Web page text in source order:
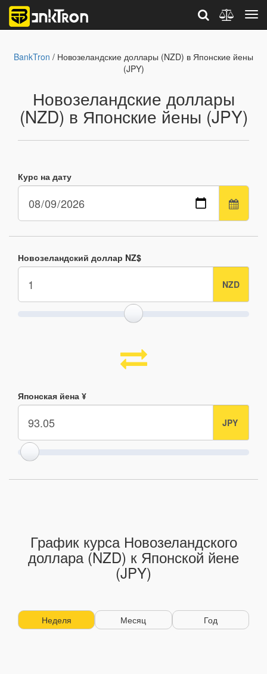
BankTron / Новозеландские доллары (NZD) в Японские йены
(JPY)
Новозеландские доллары
(NZD) в Японские йены (JPY)
Курс на дату
Новозеландский доллар NZ$
Японская йена ¥
График курса Новозеландского
доллара (NZD) к Японской йене
(JPY)
Неделя Месяц Год